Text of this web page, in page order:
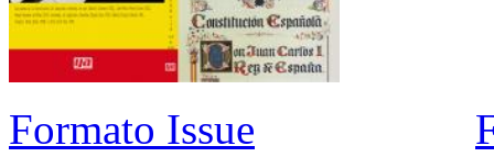
Formato Issue